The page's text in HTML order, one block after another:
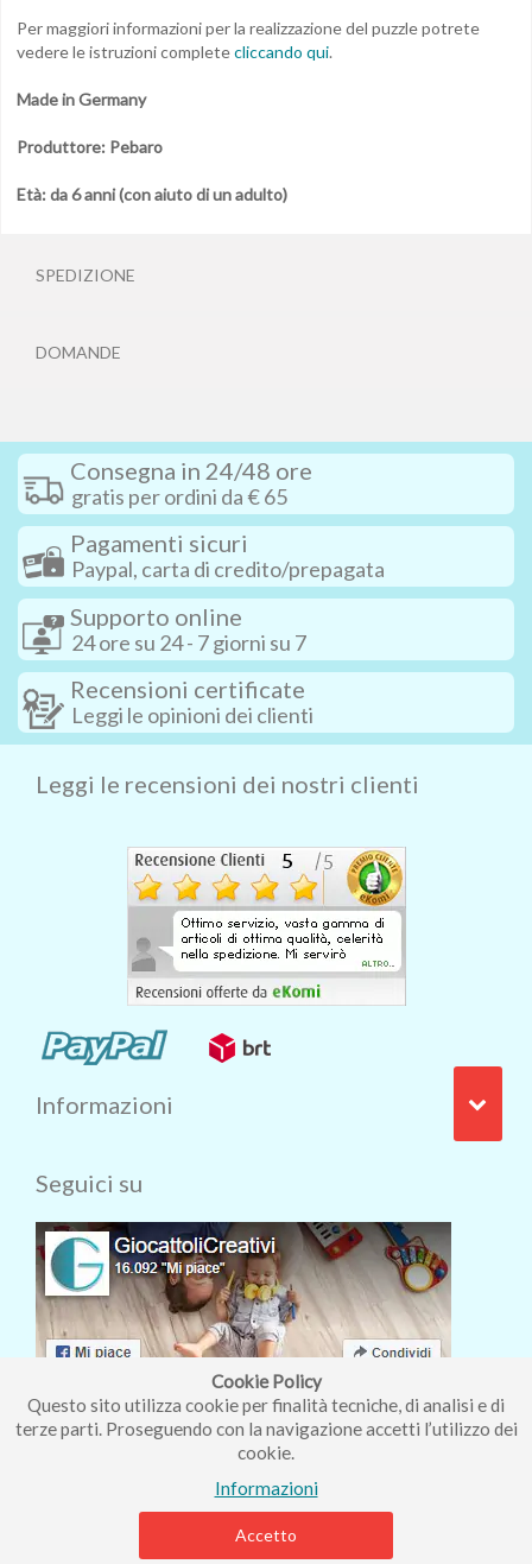
Cookie Policy
Questo sito utilizza cookie per finalità tecniche, di analisi e di
terze parti. Proseguendo con la navigazione accetti l’utilizzo dei
cookie.
Informazioni
Accetto
Per maggiori informazioni per la realizzazione del puzzle potrete
vedere le istruzioni completecliccando qui.
Made in Germany
Produttore: Pebaro
Età: da 6 anni (con aiuto di un adulto)
SPEDIZIONE
DOMANDE
Consegna in 24/48 ore
gratis per ordini da € 65
Pagamenti sicuri
Paypal, carta di credito/prepagata
Supporto online
24 ore su 24 - 7 giorni su 7
Recensioni certificate
Leggi le opinioni dei clienti
Leggi le recensioni dei nostri clienti
Informazioni
Seguici su
Iscriviti alla nostra newsletter
Piccolo Mondo di Ferri Roberta - Via Carlo Pisacane 9/11 57025